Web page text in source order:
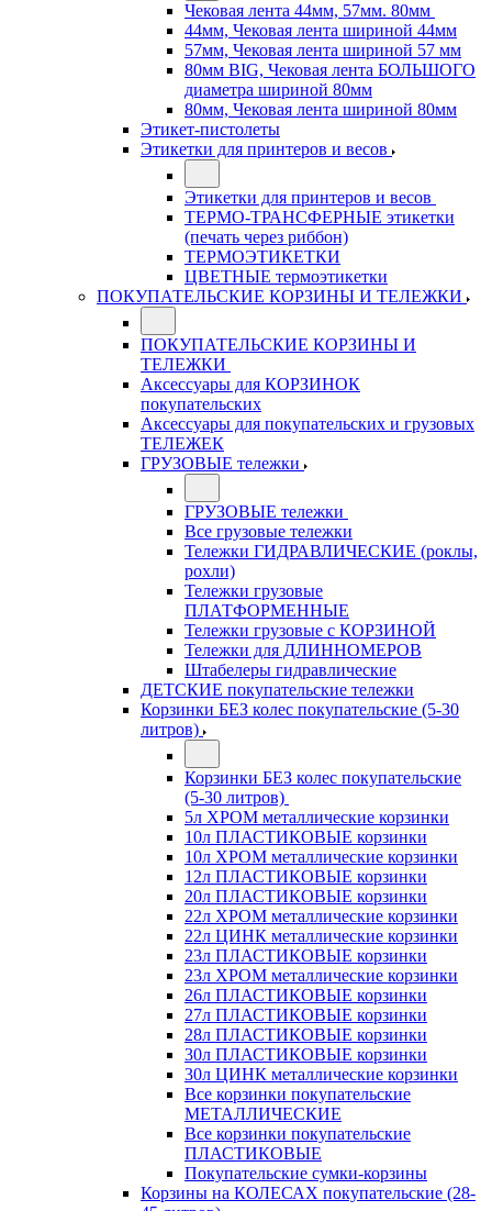
Чековая лента 44мм, 57мм. 80мм
44мм, Чековая лента шириной 44мм
57мм, Чековая лента шириной 57 мм
80мм BIG, Чековая лента БОЛЬШОГО
диаметра шириной 80мм
80мм, Чековая лента шириной 80мм
Этикет-пистолеты
Этикетки для принтеров и весов
Этикетки для принтеров и весов
ТЕРМО-ТРАНСФЕРНЫЕ этикетки
(печать через риббон)
ТЕРМОЭТИКЕТКИ
ЦВЕТНЫЕ термоэтикетки
ПОКУПАТЕЛЬСКИЕ КОРЗИНЫ И ТЕЛЕЖКИ
ПОКУПАТЕЛЬСКИЕ КОРЗИНЫ И
ТЕЛЕЖКИ
Аксессуары для КОРЗИНОК
покупательских
Аксессуары для покупательских и грузовых
ТЕЛЕЖЕК
ГРУЗОВЫЕ тележки
ГРУЗОВЫЕ тележки
Все грузовые тележки
Тележки ГИДРАВЛИЧЕСКИЕ (роклы,
рохли)
Тележки грузовые
ПЛАТФОРМЕННЫЕ
Тележки грузовые с КОРЗИНОЙ
Тележки для ДЛИННОМЕРОВ
Штабелеры гидравлические
ДЕТСКИЕ покупательские тележки
Корзинки БЕЗ колес покупательские (5-30
литров)
Корзинки БЕЗ колес покупательские
(5-30 литров)
5л ХРОМ металлические корзинки
10л ПЛАСТИКОВЫЕ корзинки
10л ХРОМ металлические корзинки
12л ПЛАСТИКОВЫЕ корзинки
20л ПЛАСТИКОВЫЕ корзинки
22л ХРОМ металлические корзинки
22л ЦИНК металлические корзинки
23л ПЛАСТИКОВЫЕ корзинки
23л ХРОМ металлические корзинки
26л ПЛАСТИКОВЫЕ корзинки
27л ПЛАСТИКОВЫЕ корзинки
28л ПЛАСТИКОВЫЕ корзинки
30л ПЛАСТИКОВЫЕ корзинки
30л ЦИНК металлические корзинки
Все корзинки покупательские
МЕТАЛЛИЧЕСКИЕ
Все корзинки покупательские
ПЛАСТИКОВЫЕ
Покупательские сумки-корзины
Корзины на КОЛЕСАХ покупательские (28-